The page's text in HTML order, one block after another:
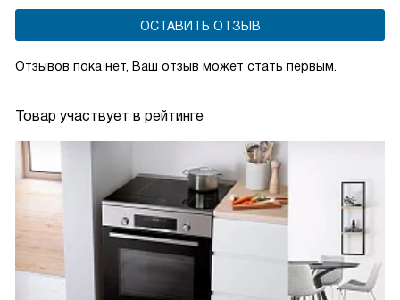
ОСТАВИТЬ ОТЗЫВ
Отзывов пока нет, Ваш отзыв может стать первым.
Товар участвует в рейтинге